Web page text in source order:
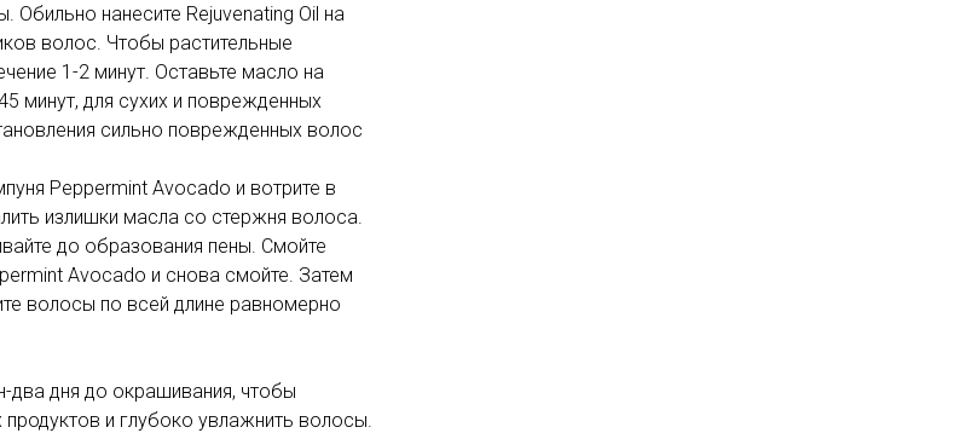
Обильно нанесите Rejuvenating Oil на
волос. Чтобы растительные
1-2 минут. Оставьте масло на
минут, для сухих и поврежденных
сильно поврежденных волос
Peppermint Avocado и вотрите в
излишки масла со стержня волоса.
до образования пены. Смойте
Avocado и снова смойте. Затем
волосы по всей длине равномерно
два дня до окрашивания, чтобы
продуктов и глубоко увлажнить волосы.